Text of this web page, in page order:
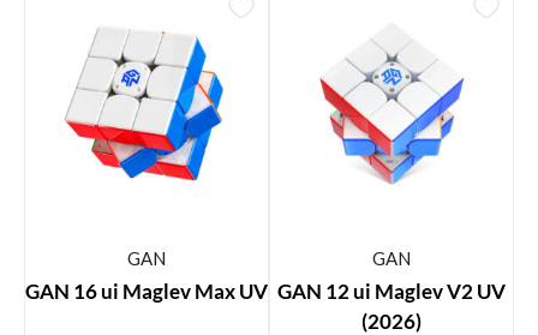
GAN
GAN 16 ui Maglev Max UV
GAN
GAN 12 ui Maglev V2 UV
(2026)